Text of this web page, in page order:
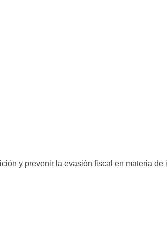
y prevenir la evasión fiscal en materia de